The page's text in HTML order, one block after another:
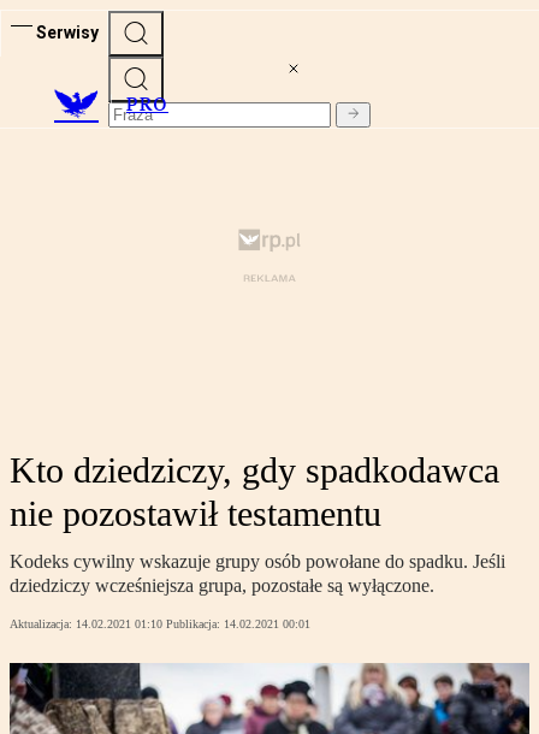
Serwisy
PRO
Kto dziedziczy, gdy spadkodawca
nie pozostawił testamentu
Kodeks cywilny wskazuje grupy osób powołane do spadku. Jeśli
dziedziczy wcześniejsza grupa, pozostałe są wyłączone.
Aktualizacja: 14.02.2021 01:10 Publikacja: 14.02.2021 00:01